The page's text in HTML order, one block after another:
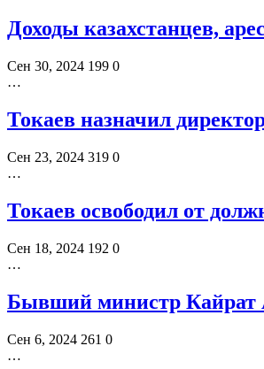
Доходы казахстанцев,
Сен 30, 2024 199 0
…
Токаев назначил
Сен 23, 2024 319 0
…
Токаев освободил от
Сен 18, 2024 192 0
…
Бывший министр Кайрат
Сен 6, 2024 261 0
…